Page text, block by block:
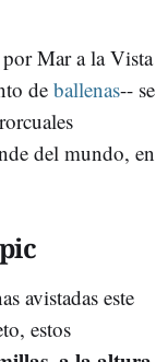
Mar a la Vista
de ballenas-- se
del mundo, en
avistadas este
estos